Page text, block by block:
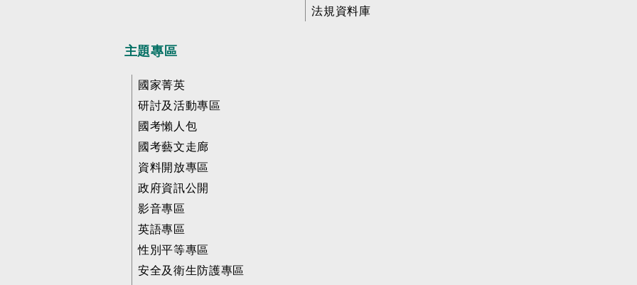
法規資料庫
主題專區
國家菁英
研討及活動專區
國考懶人包
國考藝文走廊
資料開放專區
政府資訊公開
影音專區
英語專區
性別平等專區
安全及衛生防護專區